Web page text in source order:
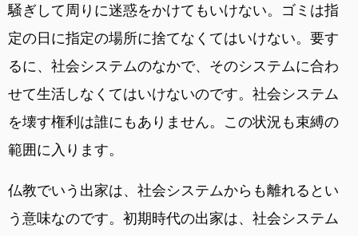
騒ぎして周りに迷惑をかけてもいけない。ゴミは指
定の日に指定の場所に捨てなくてはいけない。要す
るに、社会システムのなかで、そのシステムに合わ
せて生活しなくてはいけないのです。社会システム
を壊す権利は誰にもありません。この状況も束縛の
範囲に入ります。
仏教でいう出家は、社会システムからも離れるとい
う意味なのです。初期時代の出家は、社会システム